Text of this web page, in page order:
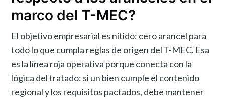
marco del T-MEC?
El objetivo empresarial es nítido: cero arancel para
todo lo que cumpla reglas de origen del T-MEC. Esa
es la línea roja operativa porque conecta con la
lógica del tratado: si un bien cumple el contenido
regional y los requisitos pactados, debe mantener